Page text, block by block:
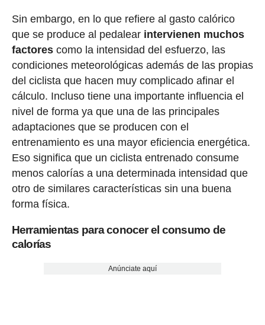
Sin embargo, en lo que refiere al gasto calórico
que se produce al pedalear intervienen muchos
factorescomo la intensidad del esfuerzo, las
condiciones meteorológicas además de las propias
del ciclista que hacen muy complicado afinar el
cálculo. Incluso tiene una importante influencia el
nivel de forma ya que una de las principales
adaptaciones que se producen con el
entrenamiento es una mayor eficiencia energética.
Eso significa que un ciclista entrenado consume
menos calorías a una determinada intensidad que
otro de similares características sin una buena
forma física.
Herramientas para conocer el consumo de
calorías
Anúnciate aquí